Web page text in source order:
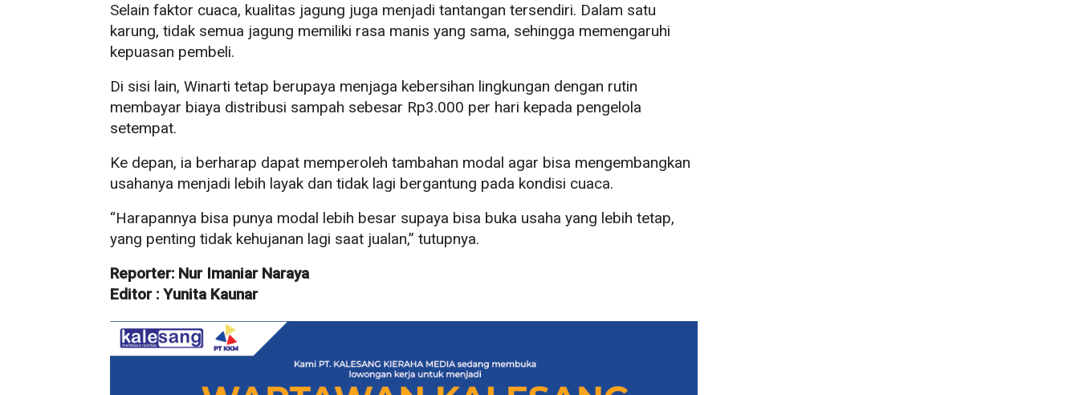
Selain faktor cuaca, kualitas jagung juga menjadi tantangan tersendiri. Dalam satu
karung, tidak semua jagung memiliki rasa manis yang sama, sehingga memengaruhi
kepuasan pembeli.
Di sisi lain, Winarti tetap berupaya menjaga kebersihan lingkungan dengan rutin
membayar biaya distribusi sampah sebesar Rp3.000 per hari kepada pengelola
setempat.
Ke depan, ia berharap dapat memperoleh tambahan modal agar bisa mengembangkan
usahanya menjadi lebih layak dan tidak lagi bergantung pada kondisi cuaca.
“Harapannya bisa punya modal lebih besar supaya bisa buka usaha yang lebih tetap,
yang penting tidak kehujanan lagi saat jualan,” tutupnya.
Reporter: Nur Imaniar Naraya
Editor : Yunita Kaunar